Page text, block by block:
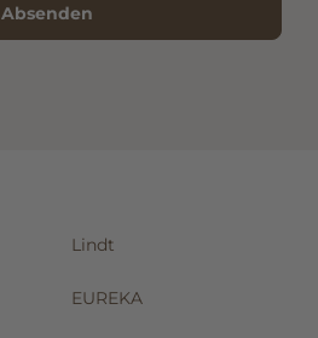
Absenden
Lindt
EUREKA